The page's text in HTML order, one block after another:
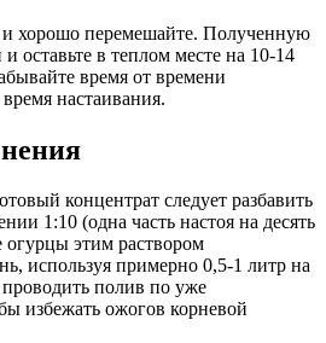
хорошо перемешайте. Полученную
оставьте в теплом месте на 10-14
время от времени
настаивания.
концентрат следует разбавить
1:10 (одна часть настоя на десять
этим раствором
используя примерно 0,5-1 литр на
полив по уже
избежать ожогов корневой